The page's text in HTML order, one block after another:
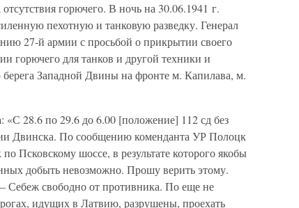
горючего. В ночь на 30.06.1941 г.
пехотную и танковую разведку. Генерал
27-й армии с просьбой о прикрытии своего
горючего для танков и другой техники и
Западной Двины на фронте м. Капилава, м.
28.6 по 29.6 до 6.00 [положение] 112 сд без
Двинска. По сообщению коменданта УР Полоцк
Псковскому шоссе, в результате которого якобы
добыть невозможно. Прошу верить этому.
Себеж свободно от противника. По еще не
идущих в Латвию, разрушены, проехать